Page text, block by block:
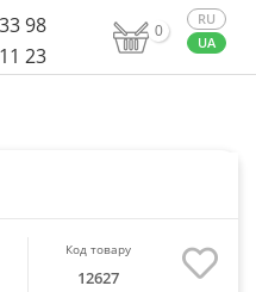
98
23
0
Код товару
12627